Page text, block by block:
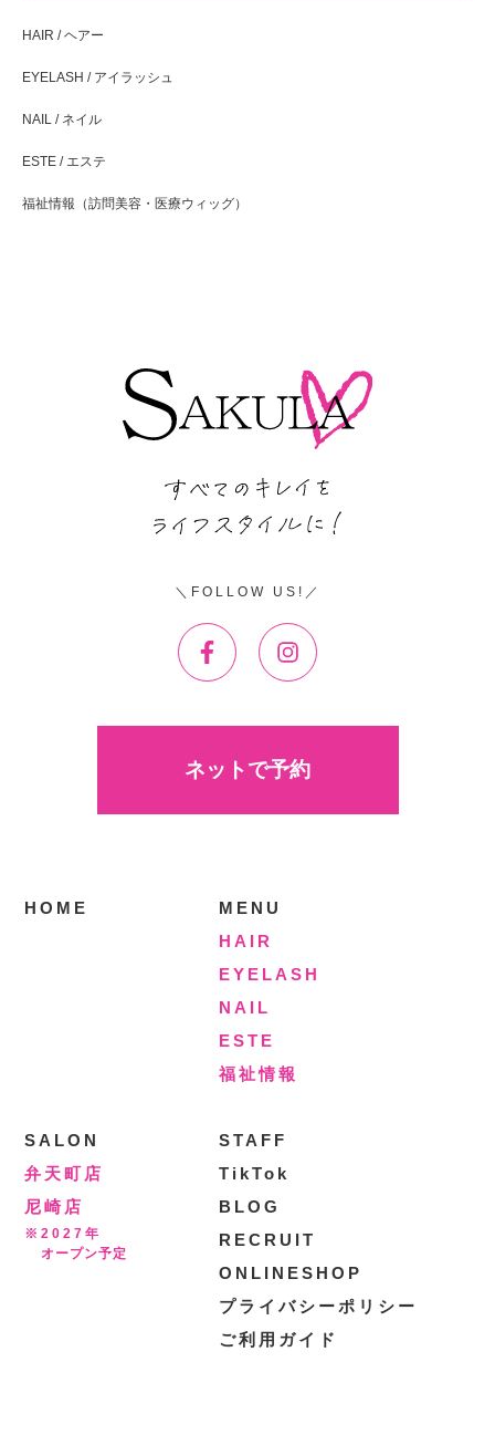
HAIR / ヘアー
EYELASH / アイラッシュ
NAIL / ネイル
ESTE / エステ
福祉情報（訪問美容・医療ウィッグ）
FOLLOW US!
ネットで予約
HOME
MENU
HAIR
EYELASH
NAIL
ESTE
福祉情報
SALON
弁天町店
尼崎店
※2027年
オープン予定
STAFF
TikTok
BLOG
RECRUIT
ONLINESHOP
プライバシーポリシー
ご利用ガイド